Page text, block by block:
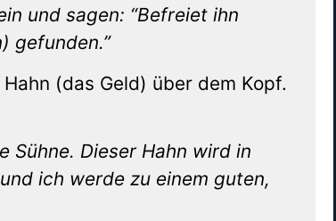
und sagen: “Befreiet ihn
gefunden.”
(das Geld) über dem Kopf.
Sühne. Dieser Hahn wird in
ich werde zu einem guten,